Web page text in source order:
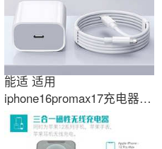
能适 适用
iphone16promax17充电器14
苹果15充电头PD30W快充13
数据